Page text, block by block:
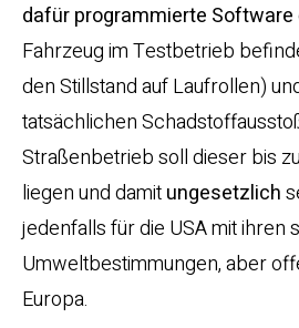
dafür programmierte Software
Fahrzeug im Testbetrieb
den Stillstand auf Laufrollen)
tatsächlichen
Straßenbetrieb soll dieser bis
liegen und damitungesetzlich
jedenfalls für die USA mit ihren
Umweltbestimmungen, aber
Europa.